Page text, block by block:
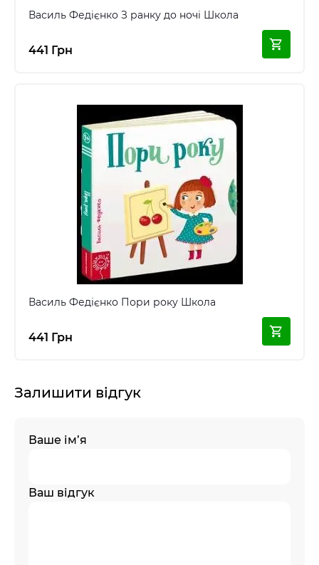
Василь Федієнко З ранку до ночі Школа
441 Грн
Василь Федієнко Пори року Школа
441 Грн
Залишити відгук
Ваше ім’я
Ваш відгук